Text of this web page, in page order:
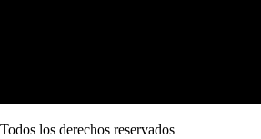
los derechos reservados